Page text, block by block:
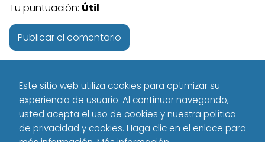
Tu puntuación: Útil
Este sitio web utiliza cookies para optimizar su
experiencia de usuario. Al continuar navegando,
usted acepta el uso de cookies y nuestra política
de privacidad y cookies. Haga clic en el enlace para